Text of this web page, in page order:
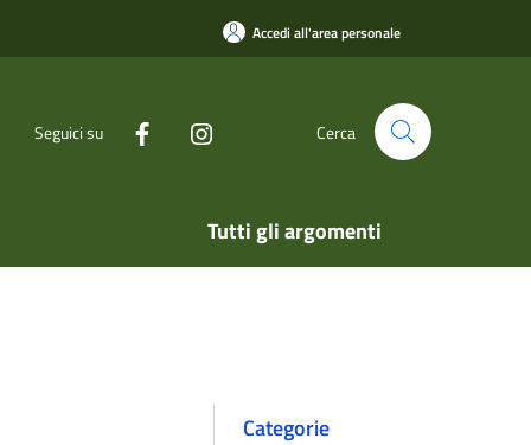
Accedi all'area personale
Seguici su Cerca
Tutti gli argomenti
Categorie